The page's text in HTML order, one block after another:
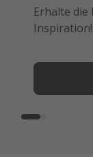
Erhalte die
Inspiration!
Buche die
Erstes.